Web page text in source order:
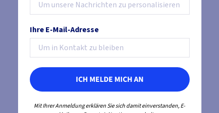
Ihre E-Mail-Adresse
ICH MELDE MICH AN
Mit Ihrer Anmeldung erklären Sie sich damit einverstanden, E-